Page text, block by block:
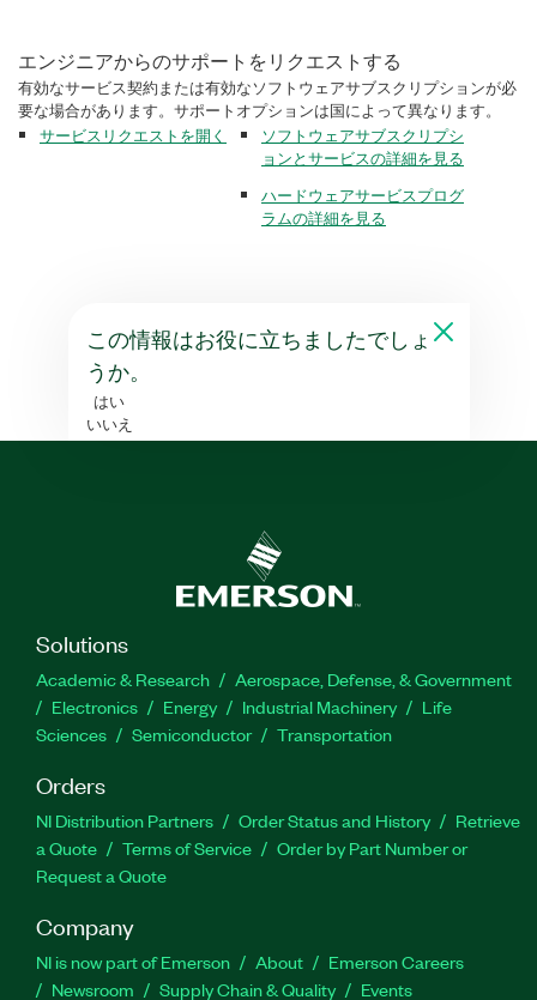
エンジニアからのサポートをリクエストする
有効なサービス契約または有効なソフトウェアサブスクリプションが必
要な場合があります。サポートオプションは国によって異なります。
サービスリクエストを開く
ソフトウェアサブスクリプシ
ョンとサービスの詳細を見る
ハードウェアサービスプログ
ラムの詳細を見る
この情報はお役に立ちましたでしょ
うか。
はい
いいえ
Solutions
Academic & Research
Aerospace, Defense, & Government
Electronics
Energy Industrial Machinery
Life
Sciences
Semiconductor Transportation
Orders
NI Distribution Partners Order Status and History
Retrieve
a Quote
Terms of Service
Order by Part Number or
Request a Quote
Company
NI is now part of Emerson About
Emerson Careers
Newsroom
Supply Chain & Quality Events